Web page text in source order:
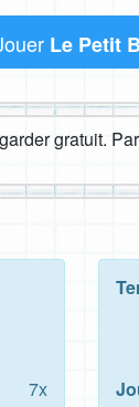
Le Petit
gratuit.
7x